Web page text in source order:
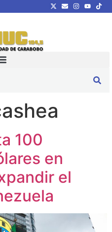
100
en
el